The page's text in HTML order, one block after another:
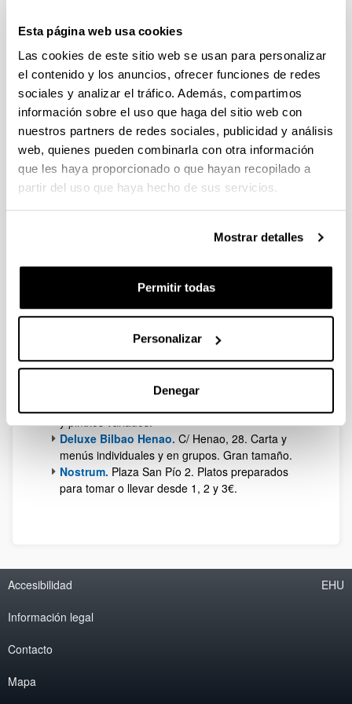
Esta página web usa cookies
Las cookies de este sitio web se usan para personalizar
el contenido y los anuncios, ofrecer funciones de redes
sociales y analizar el tráfico. Además, compartimos
información sobre el uso que haga del sitio web con
nuestros partners de redes sociales, publicidad y análisis
web, quienes pueden combinarla con otra información
que les haya proporcionado o que hayan recopilado a
partir del uso que haya hecho de sus servicios.
Mostrar detalles
Permitir todas
Personalizar
Denegar
Restaurantes cercanos a Bizkaia
Aretoa
Comedor Bibliteca- CRAI Universidad de
Deusto.Avenida de las Universidades, 24.
Menús y medios menús entre 3 y 6€.
Centro Comercial Zubiarte.
Lehendakari
Leizaola, 2. Comida rápida y restaurantes.
La Fontana.C/ Máximo Aguirre, 7. Restaurante
italiano (menú 11€).
Pizzeria La Foca Nicanora.C/ Iparraguirre, 3.
C/Iparraguirre, 11 (menú 9-
Restaurante Harizki.C/ Ledesma 4. Cocina
casera y tradicional (menú 12,50€)
Plaza Arriquibar, 3. Cocina
mediterránea - contemporánea (menú 11€).
Restaurante Casilda.C/ Maximo Aguirre, 1.
Menú 12€ y pintxos variados.
y pintxos variados.
Deluxe Bilbao Henao. C/ Henao, 28. Carta y
menús individuales y en grupos. Gran tamaño.
Nostrum. Plaza San Pío 2. Platos preparados
para tomar o llevar desde 1, 2 y 3€.
Accesibilidad
Información legal
Contacto
Mapa
EHU